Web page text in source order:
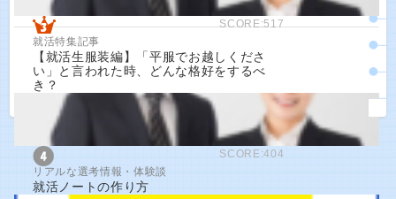
SCORE:517
就活特集記事
【就活生服装編】「平服でお越しくださ
い」と言われた時、どんな格好をするべ
き？
SCORE:404
リアルな選考情報・体験談
就活ノートの作り方